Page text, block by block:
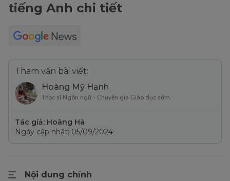
tiếng Anh chi tiết
Tham vấn bài viết:
Hoàng Mỹ Hạnh
Thạc sĩ Ngôn ngữ - Chuyên gia Giáo dục sớm
Tác giả: Hoàng Hà
Ngày cập nhật: 05/09/2024
Nội dung chính